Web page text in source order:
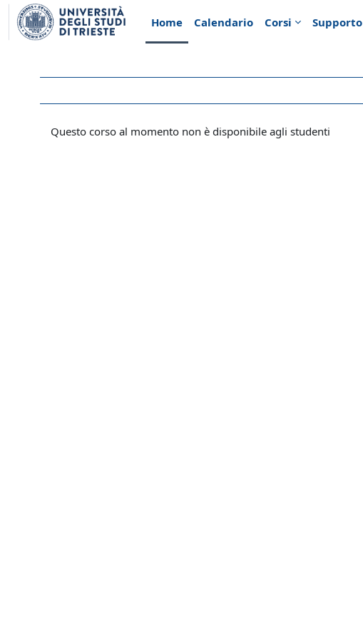
Vai al contenuto principale
Home
Calendario Corsi Supporto
Questo corso al momento non è disponibile agli studenti